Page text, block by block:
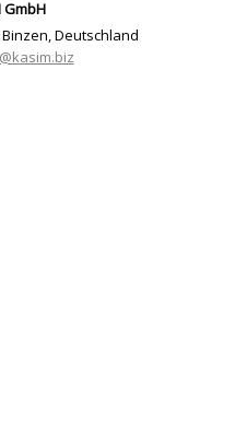
GmbH
,Deutschland